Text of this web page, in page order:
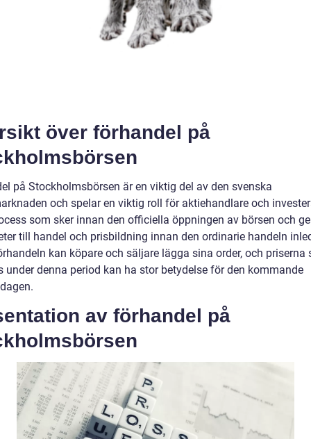
över förhandel på
på Stockholmsbörsen är en viktig del av den svenska
och spelar en viktig roll för aktiehandlare och
som sker innan den officiella öppningen av börsen och
till handel och prisbildning innan den ordinarie handeln
kan köpare och säljare lägga sina order, och priserna
under denna period kan ha stor betydelse för den kommande
av förhandel på